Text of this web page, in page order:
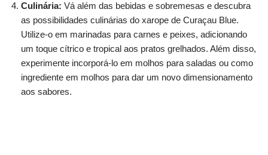
Culinária: Vá além das bebidas e sobremesas e descubra
as possibilidades culinárias do xarope de Curaçau Blue.
Utilize-o em marinadas para carnes e peixes, adicionando
um toque cítrico e tropical aos pratos grelhados. Além disso,
experimente incorporá-lo em molhos para saladas ou como
ingrediente em molhos para dar um novo dimensionamento
aos sabores.